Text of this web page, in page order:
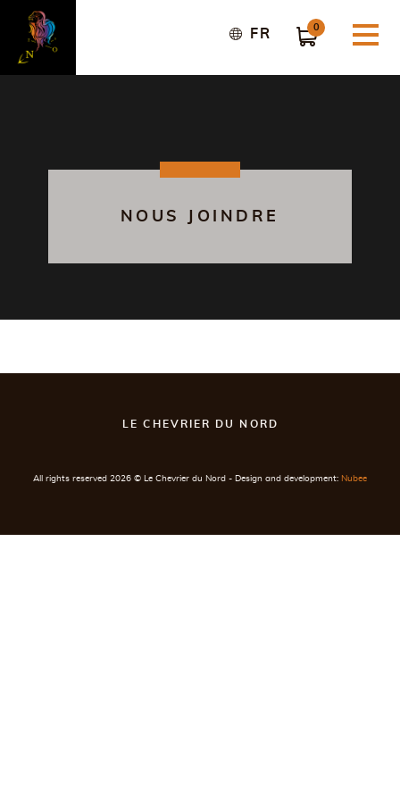
FR 0
NOUS JOINDRE
LE CHEVRIER DU NORD
All rights reserved 2026 © Le Chevrier du Nord - Design and development: Nubee